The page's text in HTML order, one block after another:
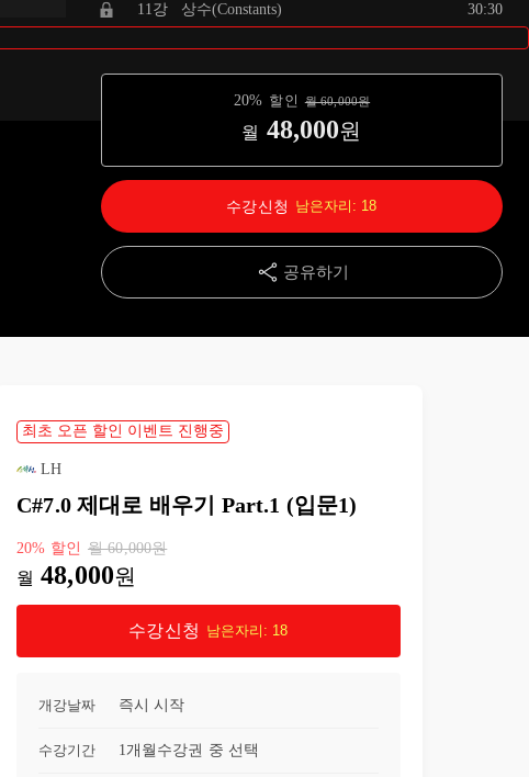
11강 상수(Constants) 30:30
15강 비트 연산 20:30
조건문 ( if, switch) 35:31
17강 제어문 실습 35:12
19강 2차원 배열
20강 가변 배열(Jagged Array)
21강
20% 할인 월60,000원
월 48,000원
공유하기
수강신청 남은자리: 18
최초 오픈 할인 이벤트 진행중
LH
C#7.0 제대로 배우기 Part.1 (입문1)
20% 할인 월60,000원
월 48,000원
수강신청 남은자리: 18
개강날짜 즉시 시작
수강기간 1개월 수강권 중 선택